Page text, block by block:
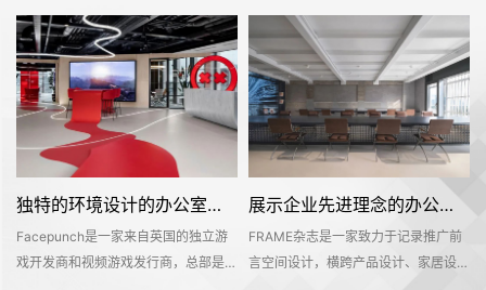
独特的环境设计的办公室装修空间是怎样打造的——Facepunch
Facepunch是一家来自英国的独立游
戏开发商和视频游戏发行商，总部是位
展示企业先进理念的办公室装修设计空间是怎样的——FRAME
FRAME杂志是一家致力于记录推广前
言空间设计，横跨产品设计、家居设